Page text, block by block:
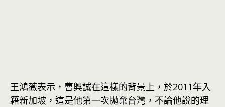
王鴻薇表示，曹興誠在這樣的背景上，於2011年入
籍新加坡，這是他第一次拋棄台灣，不論他說的理